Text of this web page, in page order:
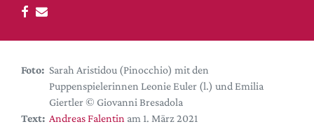
DdB-map
Kalender
Festival-Planer
Hefte
Alle Hefte
Foto: Sarah Aristidou (Pinocchio) mit den
Puppenspielerinnen Leonie Euler (l.) und Emilia
Giertler © Giovanni Bresadola
Text: Andreas Falentin am 1. März 2021